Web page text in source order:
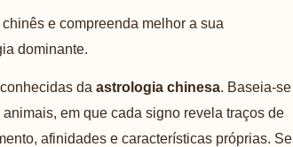
e compreenda melhor a sua
dominante.
da astrologia chinesa. Baseia-se
em que cada signo revela traços de
afinidades e características próprias. Se